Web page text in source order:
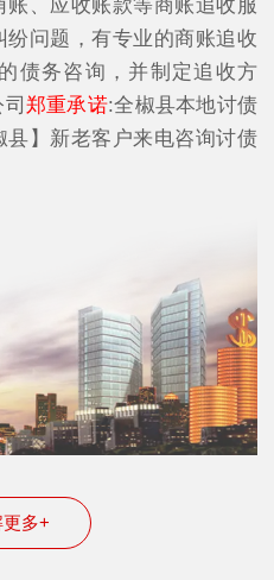
、应收账款等商账追收服
问题，有专业的商账追收
债务咨询，并制定追收方
郑重承诺:全椒县本地讨债
】新老客户来电咨询讨债
更多+